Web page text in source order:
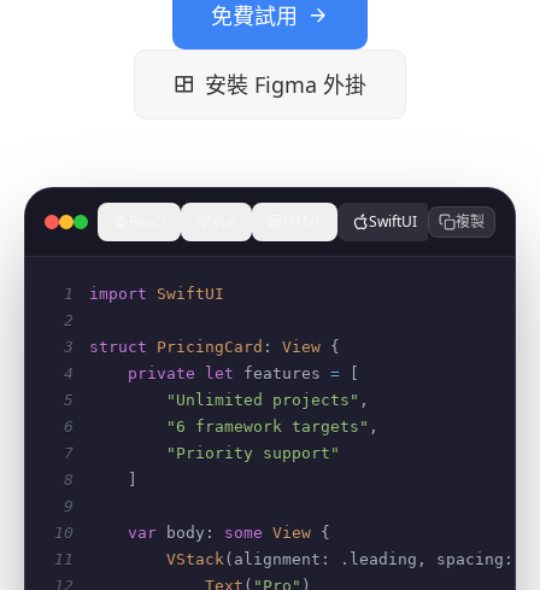
免費試用
安裝 Figma 外掛
SwiftUI Flutter
複製
1 import
SwiftUI
2
3
struct PricingCard : View {
4
private let features =
5
"Unlimited projects" ,
6
"6 framework targets" ,
7
"Priority support"
8
9
10
var body : some View {
11
VStack( alignment : . leading , spacing :
12
Text ( "Pro" )